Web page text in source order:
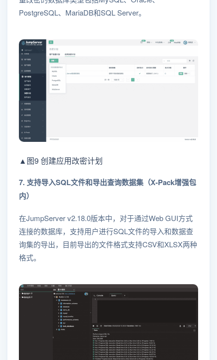
PostgreSQL、MariaDB和SQL Server。
▲图9 创建应用改密计划
7. 支持导入SQL文件和导出查询数据集（X-Pack增强包
内）
在JumpServer v2.18.0版本中，对于通过Web GUI方式
连接的数据库，支持用户进行SQL文件的导入和数据查
询集的导出，目前导出的文件格式支持CSV和XLSX两种
格式。